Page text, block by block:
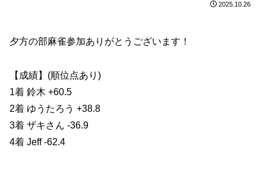
2025.10.26
夕方の部麻雀参加ありがとうございます！
【成績】(順位点あり)
1着 鈴木 +60.5
2着 ゆうたろう +38.8
3着 ザキさん -36.9
4着 Jeff -62.4